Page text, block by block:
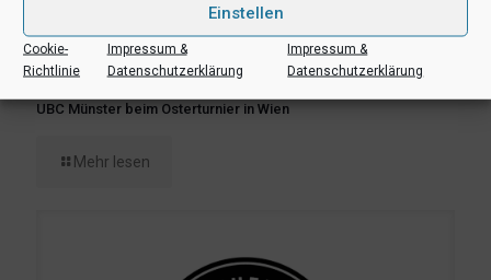
Einstellen
Cookie-
Richtlinie
Impressum &
Datenschutzerklärung
Impressum &
Datenschutzerklärung
UBC Münster beim Osterturnier in Wien
Mehr lesen